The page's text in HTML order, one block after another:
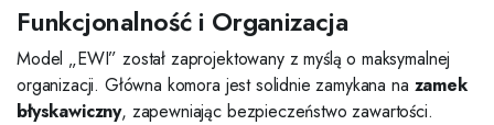
Funkcjonalność i Organizacja
Model „EWI” został zaprojektowany z myślą o maksymalnej
organizacji. Główna komora jest solidnie zamykana na zamek
błyskawiczny, zapewniając bezpieczeństwo zawartości.